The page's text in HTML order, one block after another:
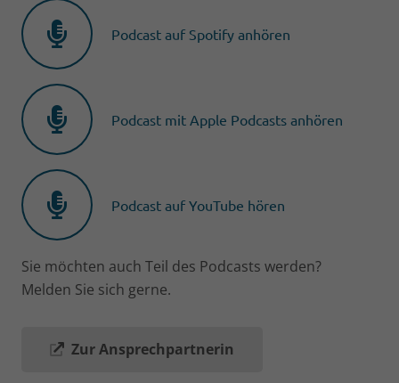
Podcast auf Spotify anhören
Podcast mit Apple Podcasts anhören
Podcast auf YouTube hören
Sie möchten auch Teil des Podcasts werden?
Melden Sie sich gerne.
Zur Ansprechpartnerin